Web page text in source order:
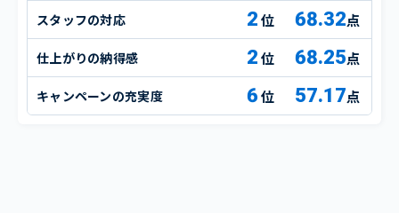
スタッフの対応 2 68.32点
仕上がりの納得感 2 68.25点
キャンペーンの充実度 6 57.17点